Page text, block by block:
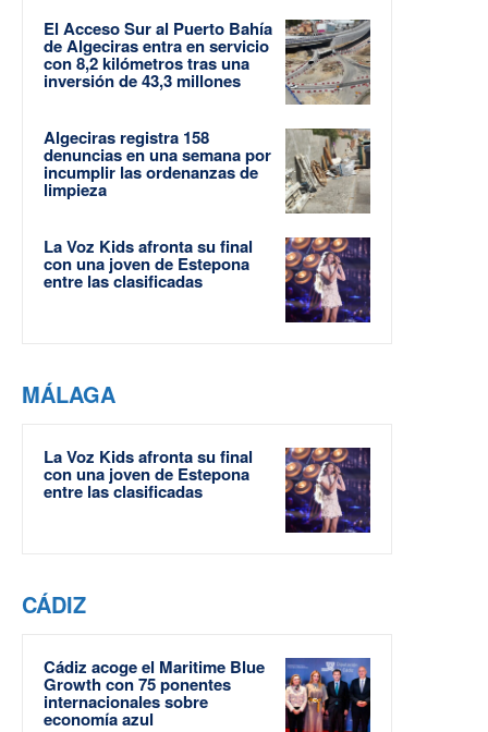
El Acceso Sur al Puerto Bahía
de Algeciras entra en servicio
con 8,2 kilómetros tras una
inversión de 43,3 millones
Algeciras registra 158
denuncias en una semana por
incumplir las ordenanzas de
limpieza
La Voz Kids afronta su final
con una joven de Estepona
entre las clasificadas
MÁLAGA
La Voz Kids afronta su final
con una joven de Estepona
entre las clasificadas
CÁDIZ
Cádiz acoge el Maritime Blue
Growth con 75 ponentes
internacionales sobre
economía azul